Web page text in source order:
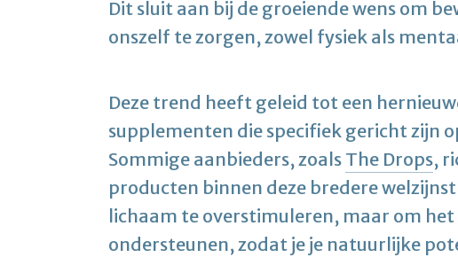
Dit sluit aan bij de groeiende wens om
onszelf te zorgen, zowel fysiek als
Deze trend heeft geleid tot een
supplementen die specifiek gericht zijn
Sommige aanbieders, zoals The Drops,
producten binnen deze bredere
lichaam te overstimuleren, maar om
ondersteunen, zodat je je natuurlijke